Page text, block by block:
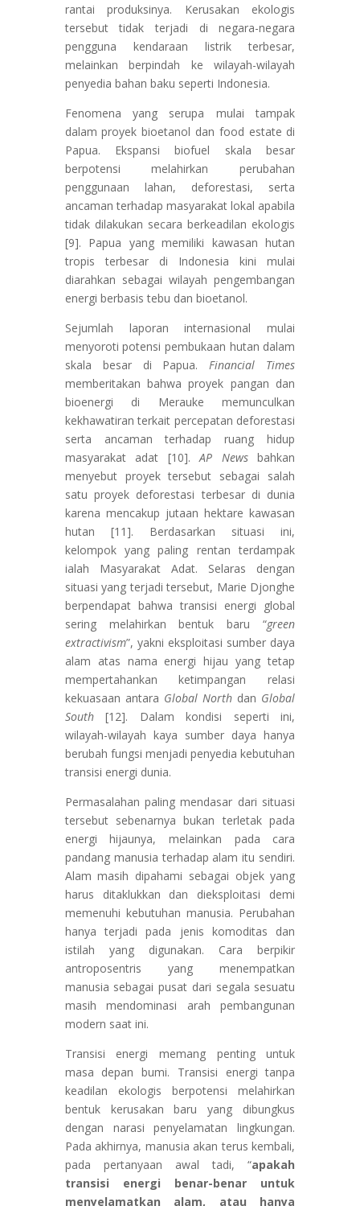
rantai produksinya. Kerusakan ekologis
tersebut tidak terjadi di negara-negara
pengguna kendaraan listrik terbesar,
melainkan berpindah ke wilayah-wilayah
penyedia bahan baku seperti Indonesia.
Fenomena yang serupa mulai tampak
dalam proyek bioetanol dan food estate di
Papua. Ekspansi biofuel skala besar
berpotensi melahirkan perubahan
penggunaan lahan, deforestasi, serta
ancaman terhadap masyarakat lokal apabila
tidak dilakukan secara berkeadilan ekologis
[9]. Papua yang memiliki kawasan hutan
tropis terbesar di Indonesia kini mulai
diarahkan sebagai wilayah pengembangan
energi berbasis tebu dan bioetanol.
Sejumlah laporan internasional mulai
menyoroti potensi pembukaan hutan dalam
skala besar di Papua.Financial Times
memberitakan bahwa proyek pangan dan
bioenergi di Merauke memunculkan
kekhawatiran terkait percepatan deforestasi
serta ancaman terhadap ruang hidup
masyarakat adat [10].AP Newsbahkan
menyebut proyek tersebut sebagai salah
satu proyek deforestasi terbesar di dunia
karena mencakup jutaan hektare kawasan
hutan [11]. Berdasarkan situasi ini,
kelompok yang paling rentan terdampak
ialah Masyarakat Adat. Selaras dengan
situasi yang terjadi tersebut, Marie Djonghe
berpendapat bahwa transisi energi global
sering melahirkan bentuk baru “green
extractivism”, yakni eksploitasi sumber daya
alam atas nama energi hijau yang tetap
mempertahankan ketimpangan relasi
kekuasaan antara Global North dan Global
South[12]. Dalam kondisi seperti ini,
wilayah-wilayah kaya sumber daya hanya
berubah fungsi menjadi penyedia kebutuhan
transisi energi dunia.
Permasalahan paling mendasar dari situasi
tersebut sebenarnya bukan terletak pada
energi hijaunya, melainkan pada cara
pandang manusia terhadap alam itu sendiri.
Alam masih dipahami sebagai objek yang
harus ditaklukkan dan dieksploitasi demi
memenuhi kebutuhan manusia. Perubahan
hanya terjadi pada jenis komoditas dan
istilah yang digunakan. Cara berpikir
antroposentris yang menempatkan
manusia sebagai pusat dari segala sesuatu
masih mendominasi arah pembangunan
modern saat ini.
Transisi energi memang penting untuk
masa depan bumi. Transisi energi tanpa
keadilan ekologis berpotensi melahirkan
bentuk kerusakan baru yang dibungkus
dengan narasi penyelamatan lingkungan.
Pada akhirnya, manusia akan terus kembali,
pada pertanyaan awal tadi, “apakah
transisi energi benar-benar untuk
menyelamatkan alam, atau hanya